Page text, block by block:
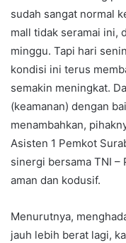
sudah sangat normal
mall tidak seramai ini,
minggu. Tapi hari
kondisi ini terus
semakin meningkat.
(keamanan) dengan
menambahkan,
Asisten 1 Pemkot
sinergi bersama TNI –
aman dan kodusif.
Menurutnya,
jauh lebih berat lagi,